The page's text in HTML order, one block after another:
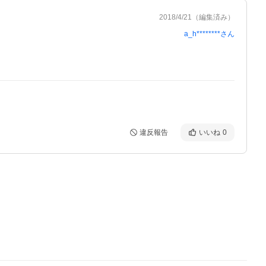
2018/4/21 （編集済み）
a_h********さん
違反報告 いいね 0